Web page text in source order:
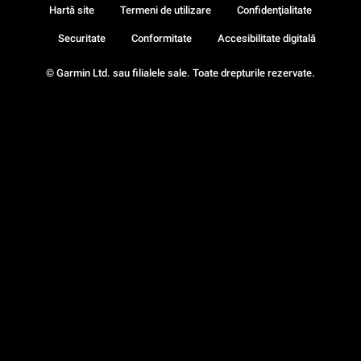
© Garmin Ltd. sau filialele sale. Toate drepturile rezervate.
Hartă site Termeni de utilizare Confidenţialitate
Securitate Conformitate Accesibilitate digitală